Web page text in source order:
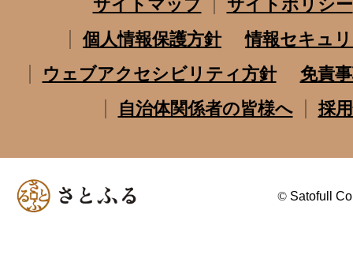
サイトマップ
サイトポリシー
個人情報保護方針
情報セキュ
ウェブアクセシビリティ方針
免責
自治体関係者の皆様へ
採
© Satofull